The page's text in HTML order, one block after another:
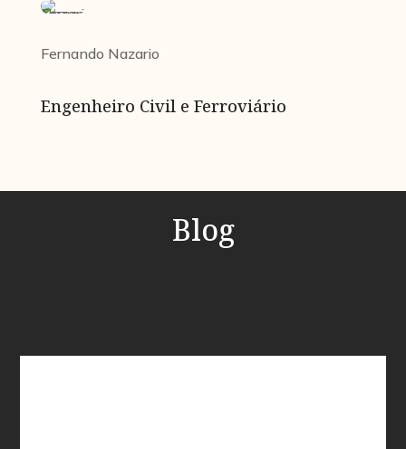
Fernando Nazario
Engenheiro Civil e Ferroviário
Blog